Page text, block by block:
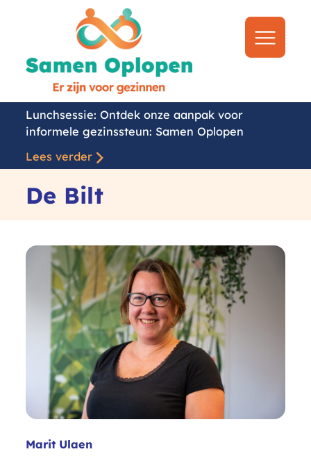
Naar
menu
Lunchsessie: Ontdek onze aanpak voor
informele gezinssteun: Samen Oplopen
Lees verder
De Bilt
Marit Ulaen